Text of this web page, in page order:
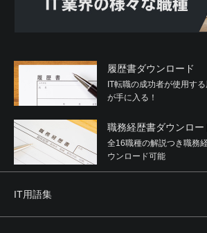
履歴書ダウンロード
IT転職の成功者が使用す
が手に入る！
職務経歴書ダウンロー
全16職種の解説つき職務
ウンロード可能
IT用語集